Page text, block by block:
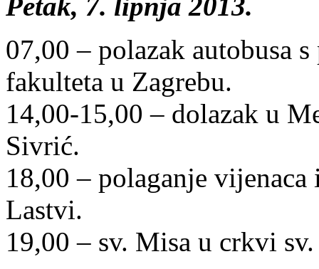
Petak, 7. lipnja 2013.
07,00 – polazak autobusa
fakulteta u Zagrebu.
14,00-15,00 – dolazak u
Sivrić.
18,00 – polaganje
Lastvi.
19,00 – sv. Misa u crkvi